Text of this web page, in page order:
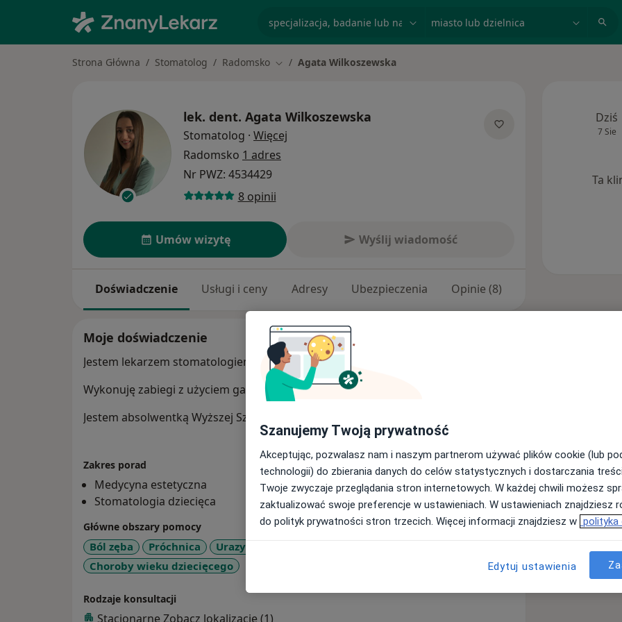
Strona Główna Stomatolog Radomsko Zmień miasto
Agata Wilkoszewska
lek. dent. Agata Wilkoszewska
Stomatolog · Więcej
Radomsko 1 adres
Nr PWZ: 4534429
8 opinii
Umów wizytę Wyślij wiadomość
Doświadczenie Usługi i ceny Adresy Ubezpieczenia Opinie (8)
Moje doświadczenie
Jestem lekarzem stomatologiem specjalizującym się w leczeniu dzieci i dorosłych.
Wykonuję zabiegi z użyciem gazu rozweselającego
Jestem absolwentką Wyższej Szkoły Medycyny Estetycznej
Zakres porad
Medycyna estetyczna
Stomatologia dziecięca
Główne obszary pomocy
Ból zęba Próchnica Urazy zębów
Choroby wieku dziecięcego
Rodzaje konsultacji
Stacjonarne Zobacz lokalizacje (1)
Dziś
7 Sie
Ta
Szanujemy Twoją prywatność
Akceptując, pozwalasz nam i naszym partnerom używać plików cookie (lub
technologii) do zbierania danych do celów statystycznych i dostarczania
Twoje zwyczaje przeglądania stron internetowych. W każdej chwili możesz
zaktualizować swoje preferencje w ustawieniach. W ustawieniach znajdziesz
do polityk prywatności stron trzecich. Więcej informacji znajdziesz w polityka
Edytuj ustawienia